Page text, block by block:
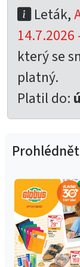
Leták,
14.7.2026
který se
platný.
Platil do: